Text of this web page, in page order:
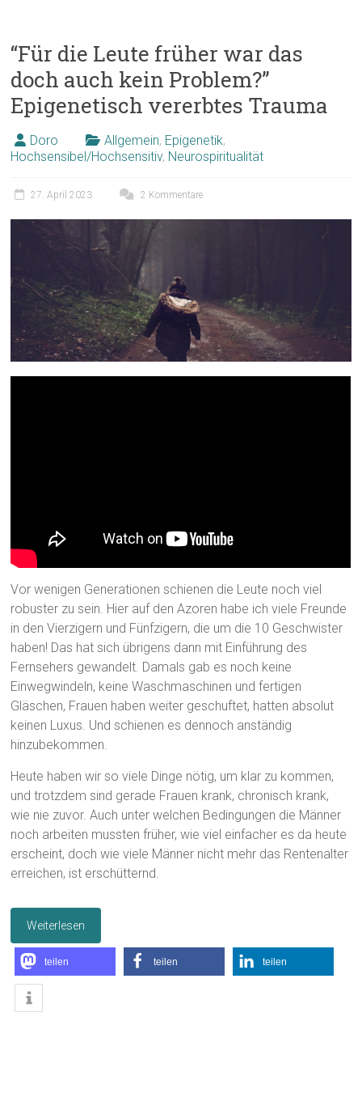
“Für die Leute früher war das
doch auch kein Problem?”
Epigenetisch vererbtes Trauma
Doro Allgemein, Epigenetik,
Hochsensibel/Hochsensitiv, Neurospiritualität
27. April 2023 2 Kommentare
Vor wenigen Generationen schienen die Leute noch viel
robuster zu sein. Hier auf den Azoren habe ich viele Freunde
in den Vierzigern und Fünfzigern, die um die 10 Geschwister
haben! Das hat sich übrigens dann mit Einführung des
Fernsehers gewandelt. Damals gab es noch keine
Einwegwindeln, keine Waschmaschinen und fertigen
Gläschen, Frauen haben weiter geschuftet, hatten absolut
keinen Luxus. Und schienen es dennoch anständig
hinzubekommen.
Heute haben wir so viele Dinge nötig, um klar zu kommen,
und trotzdem sind gerade Frauen krank, chronisch krank,
wie nie zuvor. Auch unter welchen Bedingungen die Männer
noch arbeiten mussten früher, wie viel einfacher es da heute
erscheint, doch wie viele Männer nicht mehr das Rentenalter
erreichen, ist erschütternd.
Weiterlesen
teilen teilen teilen